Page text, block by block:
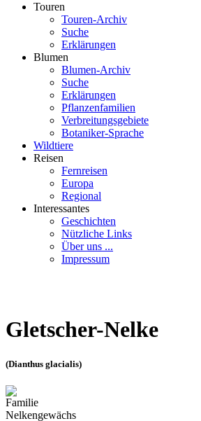
Touren
Touren-Archiv
Suche
Erklärungen
Blumen
Blumen-Archiv
Suche
Erklärungen
Pflanzenfamilien
Verbreitungsgebiete
Botaniker-Sprache
Wildtiere
Reisen
Fernreisen
Europa
Regional
Interessantes
Geschichten
Nützliche Links
Über uns ...
Impressum
Gletscher-Nelke
(Dianthus glacialis)
Familie
Nelkengewächs